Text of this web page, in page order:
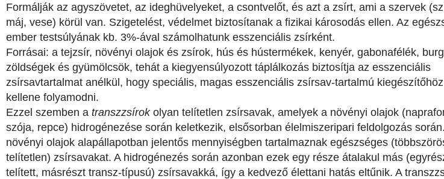
Formálják az agyszövetet, az ideghüvelyeket, a csontvelőt, és azt a zsírt, ami a szervek
máj, vese) körül van. Szigetelést, védelmet biztosítanak a fizikai károsodás ellen. Az
ember testsúlyának kb. 3%-ával számolhatunk esszenciális zsírként.
Forrásai: a tejzsír, növényi olajok és zsírok, hús és hústermékek, kenyér, gabonafélék,
zöldségek és gyümölcsök, tehát a kiegyensúlyozott táplálkozás biztosítja az esszenciális
zsírsavtartalmat anélkül, hogy speciális, magas esszenciális zsírsav-tartalmú kiegészítőhöz
kellene folyamodni.
Ezzel szemben a transzzsírokolyan telítetlen zsírsavak, amelyek a növényi olajok
szója, repce) hidrogénezése során keletkezik, elsősorban élelmiszeripari feldolgozás
növényi olajok alapállapotban jelentős mennyiségben tartalmaznak egészséges
telítetlen) zsírsavakat. A hidrogénezés során azonban ezek egy része átalakul más
telített, másrészt transz-típusú) zsírsavakká, így a kedvező élettani hatás eltűnik. A